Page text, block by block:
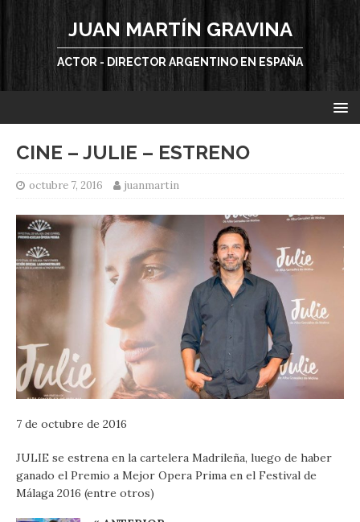
JUAN MARTÍN GRAVINA
ACTOR - DIRECTOR ARGENTINO EN ESPAÑA
CINE – JULIE – ESTRENO
octubre 7, 2016 juanmartin
7 de octubre de 2016
JULIE se estrena en la cartelera Madrileña, luego de haber
ganado el Premio a Mejor Opera Prima en el Festival de
Málaga 2016 (entre otros)